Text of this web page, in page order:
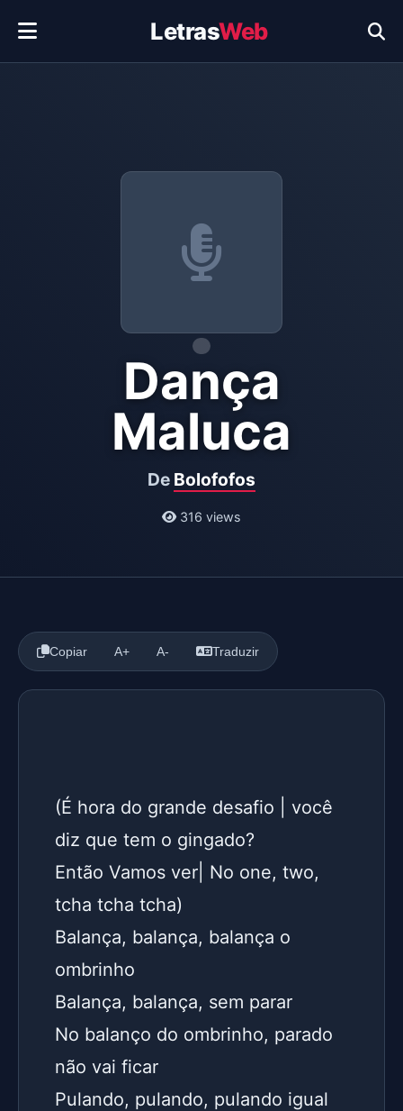
LetrasWeb
Dança
Maluca
De Bolofofos
316 views
Copiar A+ A- Traduzir
(É hora do grande desafio | você
diz que tem o gingado?
Então Vamos ver| No one, two,
tcha tcha tcha)
Balança, balança, balança o
ombrinho
Balança, balança, sem parar
No balanço do ombrinho, parado
não vai ficar
Pulando, pulando, pulando igual